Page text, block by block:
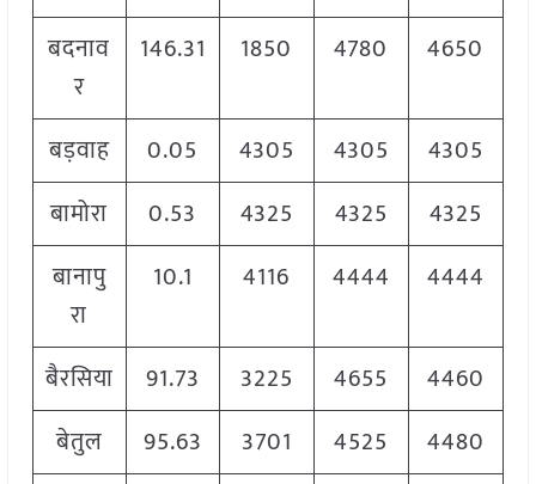
बदनाव
र
146.31 1850 4780 4650
बड़वाह 0.05 4305 4305
4305
बामोरा
0.53 4325 4325
4325
बानापु
रा
10.1 4116 4444 4444
बैरसिया 91.73 3225 4655
4460
बेतुल
95.63 3701 4525
4480